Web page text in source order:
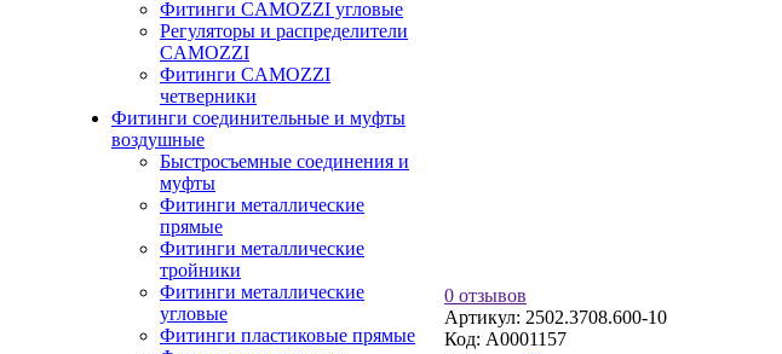
Фитинги CAMOZZI угловые
Регуляторы и распределители
CAMOZZI
Фитинги CAMOZZI
четверники
Фитинги соединительные и муфты
воздушные
Быстросъемные соединения и
муфты
Фитинги металлические
прямые
Фитинги металлические
тройники
Фитинги металлические
угловые
Фитинги пластиковые прямые
0 отзывов
Артикул: 2502.3708.600-10
Код: A0001157